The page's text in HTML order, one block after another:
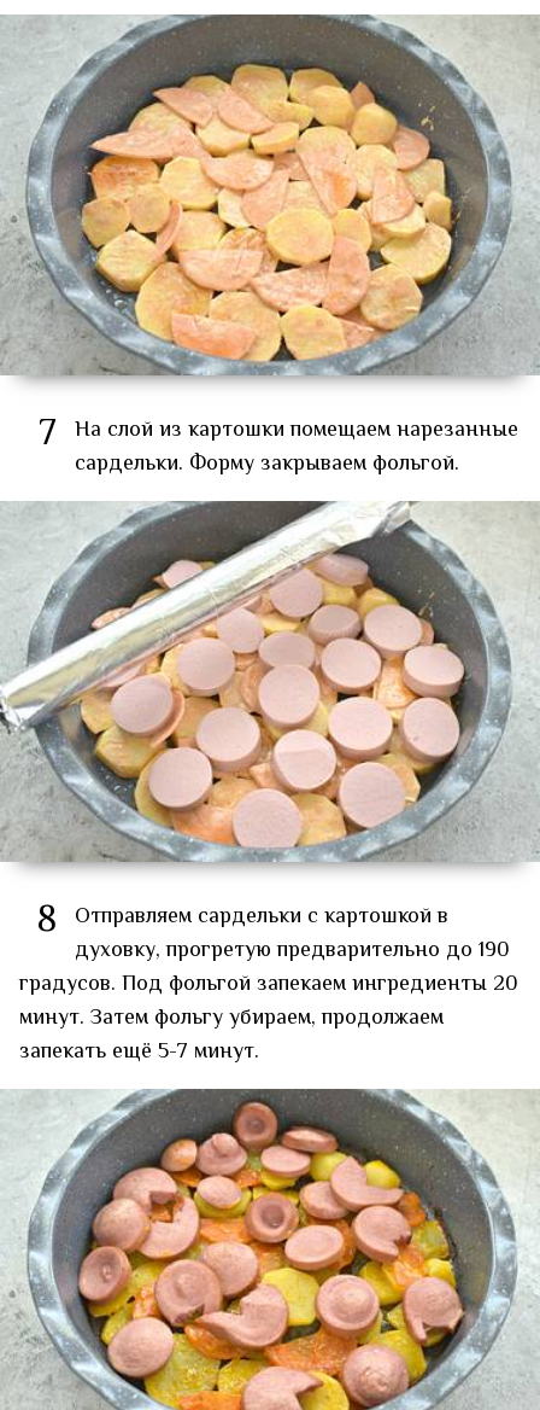
7 На слой из картошки помещаем нарезанные
сардельки. Форму закрываем фольгой.
8
Отправляем сардельки с картошкой в
духовку, прогретую предварительно до 190
градусов. Под фольгой запекаем ингредиенты 20
минут. Затем фольгу убираем, продолжаем
запекать ещё 5-7 минут.